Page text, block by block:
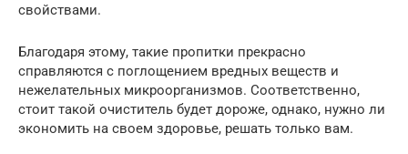
свойствами.
Благодаря этому, такие пропитки прекрасно
справляются с поглощением вредных веществ и
нежелательных микроорганизмов. Соответственно,
стоит такой очиститель будет дороже, однако, нужно ли
экономить на своем здоровье, решать только вам.